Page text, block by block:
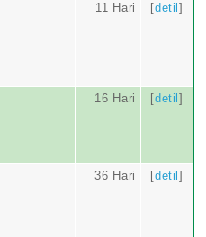
11 Hari [detil]
16 Hari [detil]
36 Hari [detil]